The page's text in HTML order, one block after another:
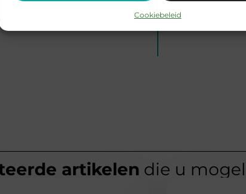
Cookiebeleid
artikelen die u